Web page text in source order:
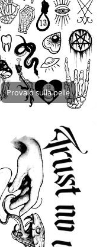
Provalo sulla pelle